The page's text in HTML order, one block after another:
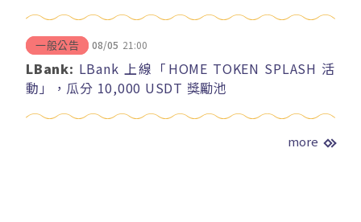
一般公告 08/05 21:00
LBank: LBank 上線「HOME TOKEN SPLASH 活
動」，瓜分 10,000 USDT 獎勵池
more